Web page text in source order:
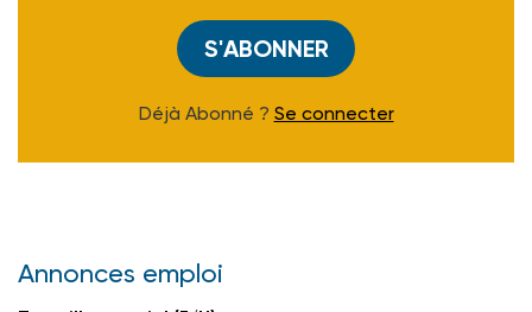
S'ABONNER
Déjà Abonné ? Se connecter
Annonces emploi